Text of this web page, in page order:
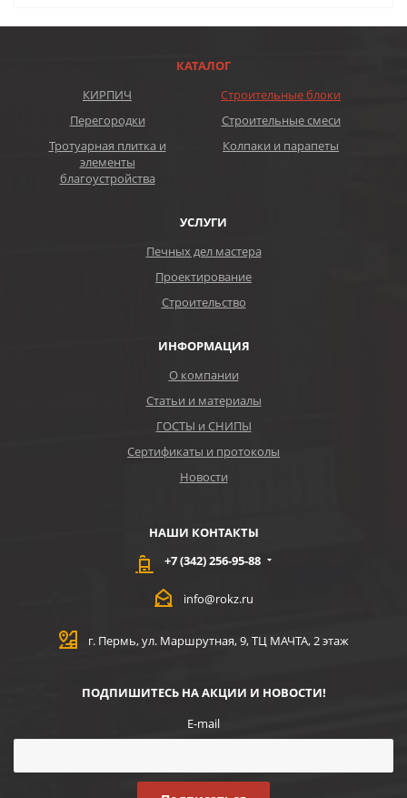
КАТАЛОГ
КИРПИЧ
Строительные блоки
Перегородки
Строительные смеси
Тротуарная плитка и
элементы
благоустройства
Колпаки и парапеты
УСЛУГИ
Печных дел мастера
Проектирование
Строительство
ИНФОРМАЦИЯ
О компании
Статьи и материалы
ГОСТЫ и СНИПЫ
Сертификаты и протоколы
Новости
НАШИ КОНТАКТЫ
+7 (342) 256-95-88
info@rokz.ru
г. Пермь, ул. Маршрутная, 9, ТЦ МАЧТА, 2 этаж
ПОДПИШИТЕСЬ НА АКЦИИ И НОВОСТИ!
E-mail